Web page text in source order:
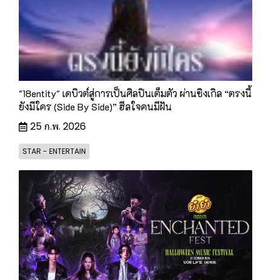
"18entity" เดบิวต์สู่การเป็นศิลปินเต็มตัว ผ่านซิงเกิล “ตรงนี้
ยังมีใคร (Side By Side)” ฮีลใจคนมีฝัน
25 ก.พ. 2026
STAR - ENTERTAIN